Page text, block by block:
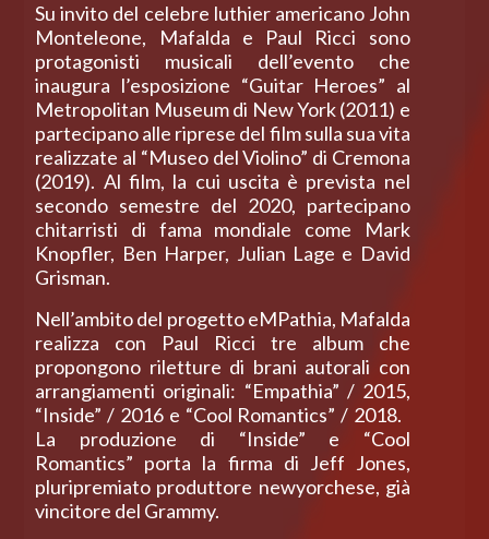
Su invito del celebre luthier americano John
Monteleone, Mafalda e Paul Ricci sono
protagonisti musicali dell’evento che
inaugura l’esposizione “Guitar Heroes” al
Metropolitan Museum di New York (2011) e
partecipano alle riprese del film sulla sua vita
realizzate al “Museo del Violino” di Cremona
(2019). Al film, la cui uscita è prevista nel
secondo semestre del 2020, partecipano
chitarristi di fama mondiale come Mark
Knopfler, Ben Harper, Julian Lage e David
Grisman.
Nell’ambito del progetto eMPathia, Mafalda
realizza con Paul Ricci tre album che
propongono riletture di brani autorali con
arrangiamenti originali: “Empathia” / 2015,
“Inside” / 2016 e “Cool Romantics” / 2018.
La produzione di “Inside” e “Cool
Romantics” porta la firma di Jeff Jones,
pluripremiato produttore newyorchese, già
vincitore del Grammy.